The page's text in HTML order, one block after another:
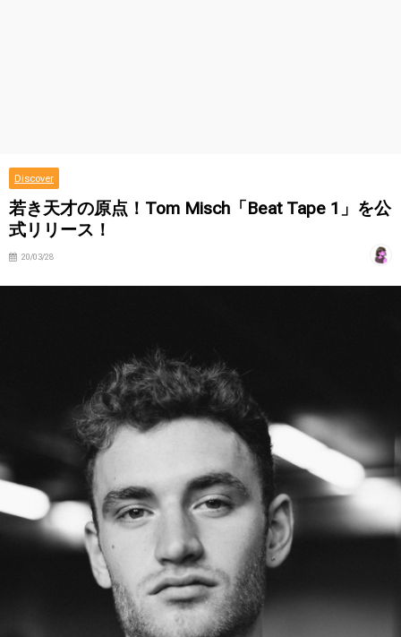
Discover
若き天才の原点！Tom Misch「Beat Tape 1」を公
式リリース！
20/03/28